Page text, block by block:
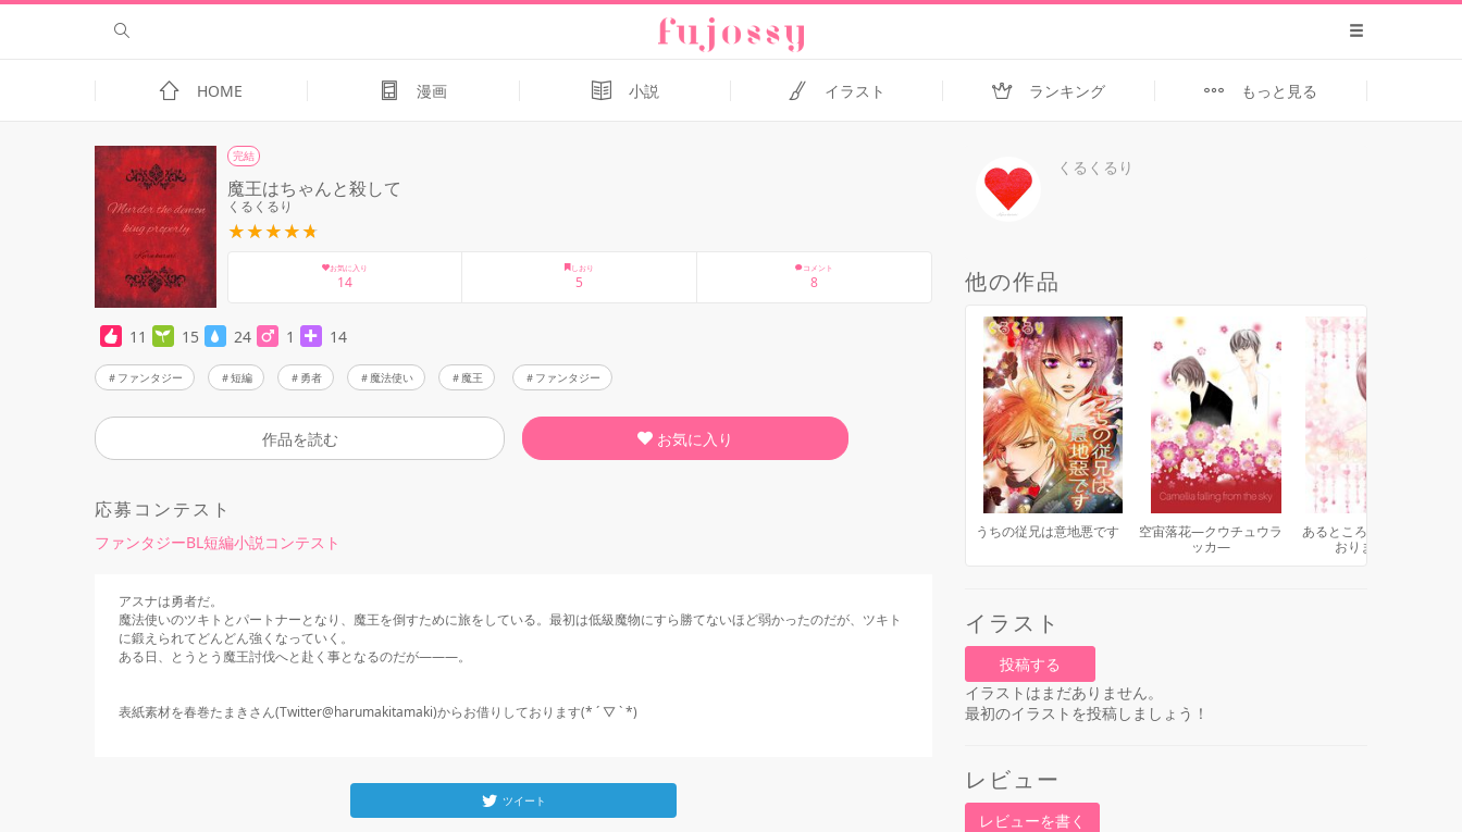
HOME 漫画 小説 イラスト ランキング もっと見る
完結
魔王はちゃんと殺して
くるくるり
お気に入り
14
しおり
5
コメント
8
11 15 24 1 14
ファンタジー 短編 勇者 魔法使い 魔王 ファンタジー
作品を読む お気に入り
応募コンテスト
ファンタジーBL短編小説コンテスト
アスナは勇者だ。
魔法使いのツキトとパートナーとなり、魔王を倒すために旅をしている。最初は低級魔物にすら勝てないほど弱かったのだが、ツキト
に鍛えられてどんどん強くなっていく。
ある日、とうとう魔王討伐へと赴く事となるのだが―――。
表紙素材を春巻たまきさん(Twitter@harumakitamaki)からお借りしております(* ´ ▽ ` *)
ツイート
くるくるり
他の作品
うちの従兄は意地悪です
空宙落花―クウチュウラ
ッカ―
あるところに、お姫様が
おりまして。
イラスト
投稿する
イラストはまだありません。
最初のイラストを投稿しましょう！
レビュー
レビューを書く